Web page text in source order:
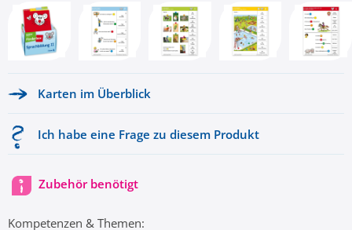
Karten im Überblick
Ich habe eine Frage zu diesem Produkt
Zubehör benötigt
Kompetenzen & Themen: